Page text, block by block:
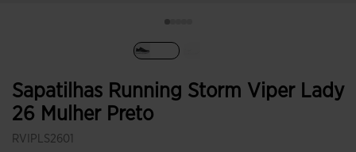
Sapatilhas Running Storm Viper Lady
26 Mulher Preto
RVIPLS2601